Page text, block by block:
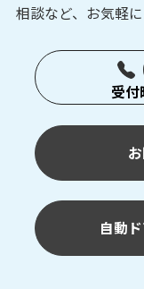
相談など、お気軽
受
自動